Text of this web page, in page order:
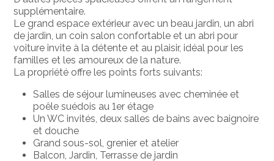
supplémentaire.
Le grand espace extérieur avec un beau jardin, un abri
de jardin, un coin salon confortable et un abri pour
voiture invite à la détente et au plaisir, idéal pour les
familles et les amoureux de la nature.
La propriété offre les points forts suivants:
Salles de séjour lumineuses avec cheminée et
poêle suédois au 1er étage
Un WC invités, deux salles de bains avec baignoire
et douche
Grand sous-sol, grenier et atelier
Balcon, Jardin, Terrasse de jardin